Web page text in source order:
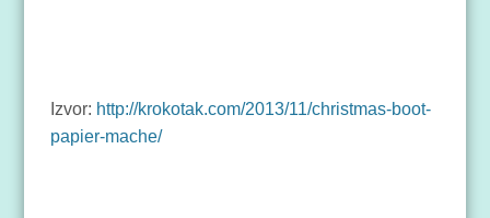
Izvor: http://krokotak.com/2013/11/christmas-boot-
papier-mache/